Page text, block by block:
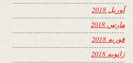
آوریل 2018
مارس 2018
فوریه 2018
ژانویه 2018